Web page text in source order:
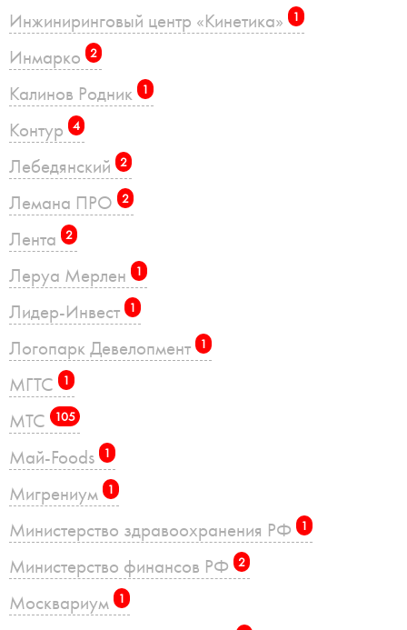
Инжиниринговый центр «Кинетика» 1
Инмарко 2
Калинов Родник 1
Контур 4
Лебедянский 2
Лемана ПРО 2
Лента 2
Леруа Мерлен 1
Лидер-Инвест 1
Логопарк Девелопмент 1
МГТС 1
МТС 105
Май-Foods 1
Мигрениум 1
Министерство здравоохранения РФ 1
Министерство финансов РФ 2
Москвариум 1